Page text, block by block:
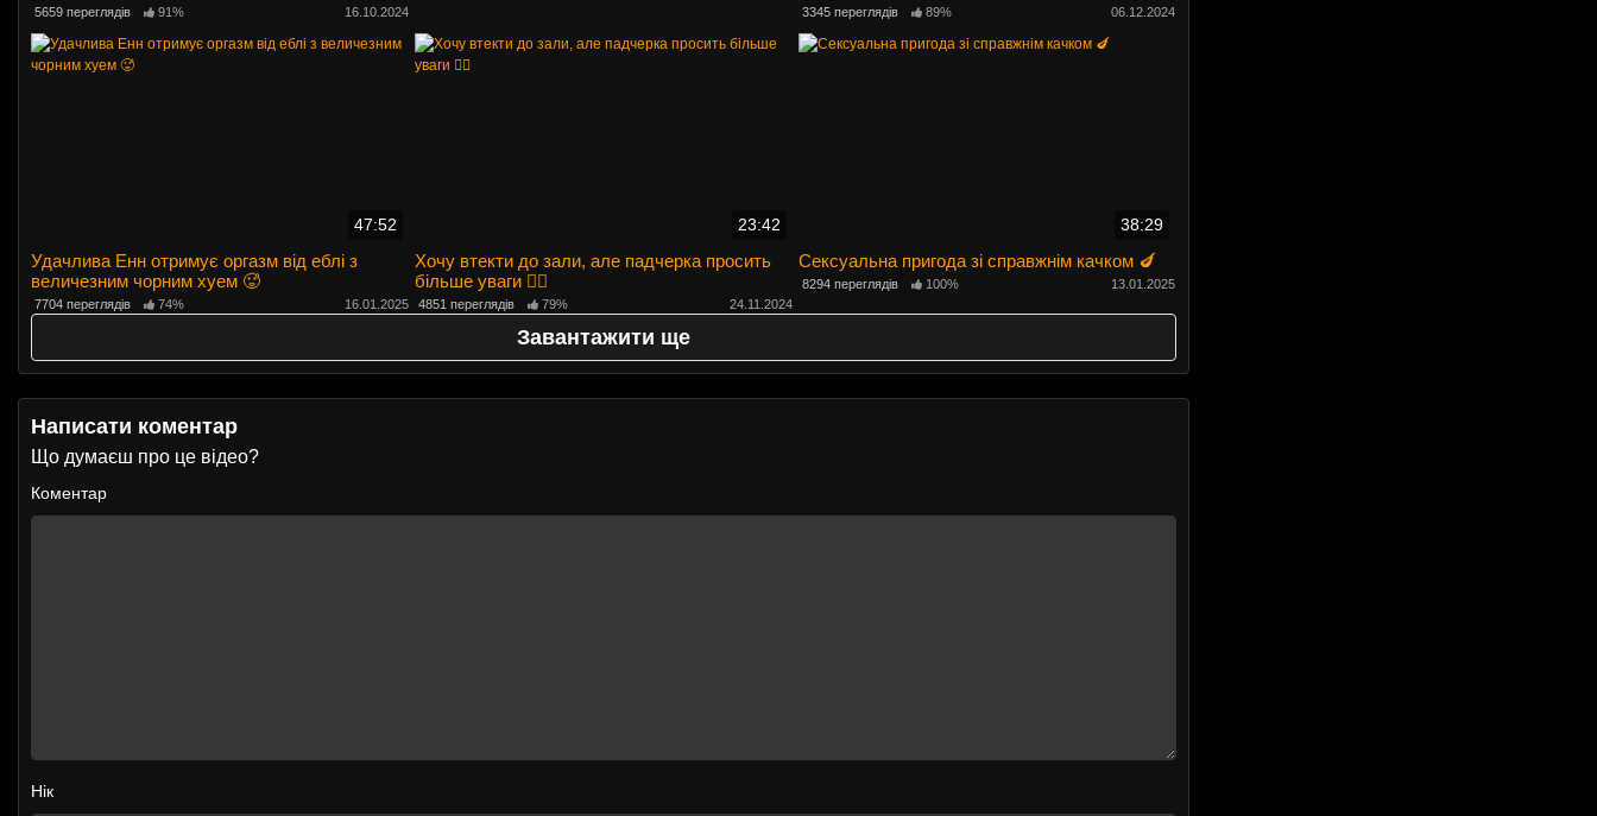
5659 переглядів 91% 16.10.2024 3345 переглядів 89% 06.12.2024
47:52
Удачлива Енн отримує оргазм від еблі з
величезним чорним хуем 🥵
7704 переглядів 74% 16.01.2025
23:42
Хочу втекти до зали, але падчерка просить
більше уваги 🏋️‍♂️
4851 переглядів 79% 24.11.2024
38:29
Сексуальна пригода зі справжнім качком 🍆
8294 переглядів 100% 13.01.2025
Завантажити ще
Написати коментар
Що думаєш про це відео?
Коментар
Нік